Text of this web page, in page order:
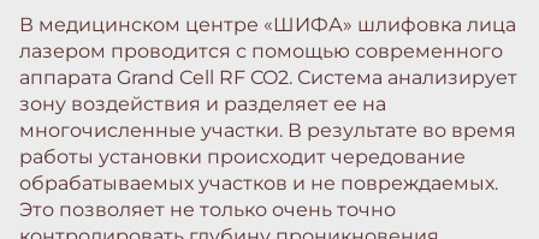
В медицинском центре «ШИФА» шлифовка лица
лазером проводится с помощью современного
аппарата Grand Cell RF CO2. Система анализирует
зону воздействия и разделяет ее на
многочисленные участки. В результате во время
работы установки происходит чередование
обрабатываемых участков и не повреждаемых.
Это позволяет не только очень точно